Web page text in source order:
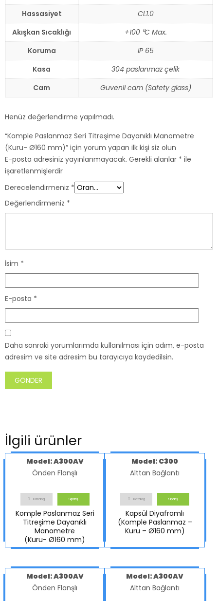
Hassasiyet
Cl.1.0
Akışkan Sıcaklığı
+100 ⁰C Max.
Koruma
IP 65
Kasa
304 paslanmaz çelik
Cam
Güvenli cam (Safety glass)
Henüz değerlendirme yapılmadı.
“Komple Paslanmaz Seri Titreşime Dayanıklı Manometre
(Kuru- Ø160 mm)” için yorum yapan ilk kişi siz olun
E-posta adresiniz yayınlanmayacak. Gerekli alanlar * ile
işaretlenmişlerdir
Derecelendirmeniz *
Değerlendirmeniz *
İsim *
E-posta *
Daha sonraki yorumlarımda kullanılması için adım, e-posta
adresim ve site adresim bu tarayıcıya kaydedilsin.
İlgili ürünler
Model: A300AV
Önden Flanşlı
Katalog Sipariş
Komple Paslanmaz Seri
Titreşime Dayanıklı
Manometre
(Kuru- Ø160 mm)
Model: C300
Alttan Bağlantı
Katalog Sipariş
Kapsül Diyaframlı
(Komple Paslanmaz –
Kuru – Ø160 mm)
Model: A300AV
Önden Flanşlı
Model: A300AV
Alttan Bağlantı